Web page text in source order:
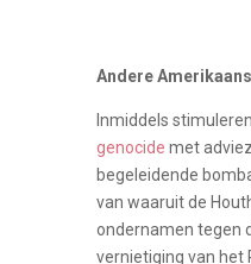
Andere
Inmiddels
genocide met
begeleidende
van waaruit de
ondernamen tegen
vernietiging van het